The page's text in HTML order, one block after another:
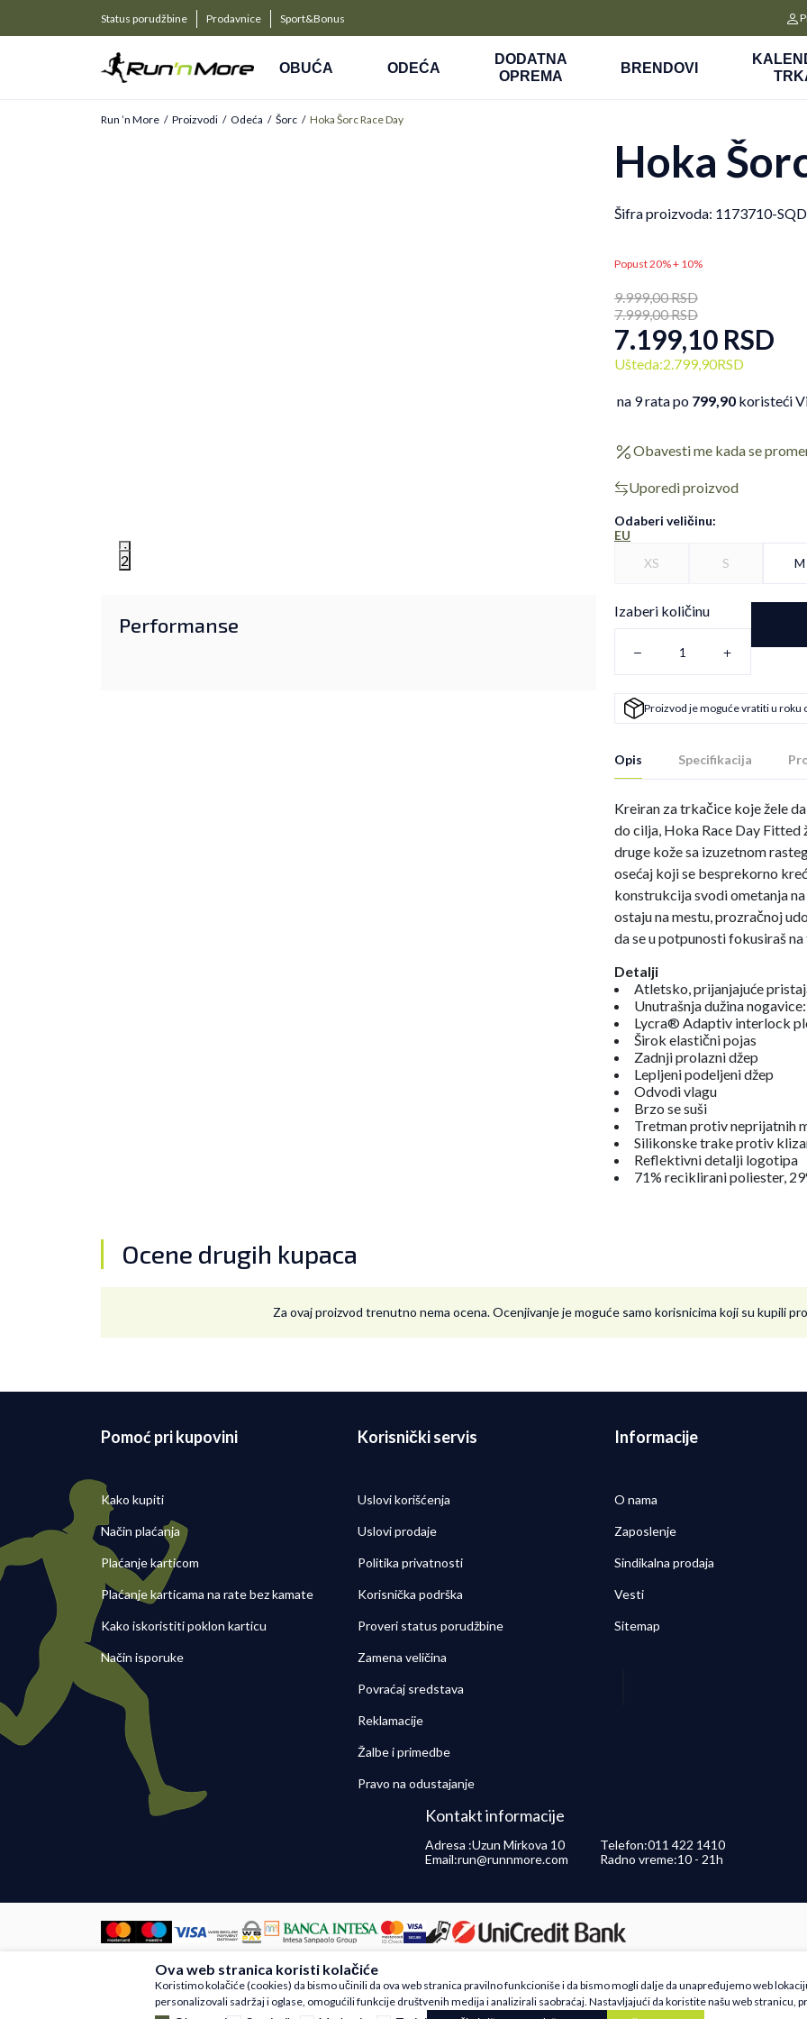
Status porudžbine Prodavnice Sport&Bonus
PLAĆANJE NA RATE
Kreditnim karticama BANCA INTESA platite na 9 rata
OBUĆA ODEĆA
DODATNA
OPREMA
BRENDOVI
Run ’n More Proizvodi Odeća Šorc Hoka Šorc Race Day
1
2
Performanse
Hoka
Šifra proizvoda: 1173710-
Popust 20% + 10%
9.999,00RSD
7.999,00RSD
7.199,10 RSD
Ušteda:2.799,90RSD
na 9 rata po 799,90 koristeći
Obavesti me kada se
Uporedi proizvod
Odaberi veličinu:
EU
XS S M
Izaberi količinu
Proizvod je moguće vratiti u roku
Opis Specifikacija
Kreiran za trkačice koje žele
do cilja, Hoka Race Day Fitted
druge kože sa izuzetnom
osećaj koji se besprekorno
konstrukcija svodi ometanja
ostaju na mestu, prozračnoj
da se u potpunosti fokusiraš
Detalji
Atletsko, prijanjajuće
Unutrašnja dužina
Lycra® Adaptiv interlock
Širok elastični pojas
Zadnji prolazni džep
Lepljeni podeljeni džep
Odvodi vlagu
Brzo se suši
Tretman protiv neprijatnih
Silikonske trake protiv
Reflektivni detalji logotipa
71% reciklirani poliester,
Ocene drugih kupaca
Za ovaj proizvod trenutno nema ocena. Ocenjivanje je moguće samo korisnicima koji su kupili
Pomoć pri kupovini
Kako kupiti
Način plaćanja
Plaćanje karticom
Plaćanje karticama na rate bez kamate
Kako iskoristiti poklon karticu
Način isporuke
Korisnički servis
Uslovi korišćenja
Uslovi prodaje
Politika privatnosti
Korisnička podrška
Proveri status porudžbine
Zamena veličina
Povraćaj sredstava
Reklamacije
Žalbe i primedbe
Pravo na odustajanje
Informacije
O nama
Zaposlenje
Sindikalna prodaja
Vesti
Sitemap
Kontakt informacije
Adresa :Uzun Mirkova 10 Telefon:011 422 1410
Email:run@runnmore.com Radno vreme:10 - 21h
Nastojimo da budemo što precizniji u opisu proizvoda, prikazu slika i samih cena, ali ne možemo garantovati da su sve
artikli prikazani na sajtu su deo naše ponude i ne podrazumeva da su dostupni u svakom trenutku. Raspoloživost robe
Centra na 011 4221410
Ova web stranica koristi kolačiće
Koristimo kolačiće (cookies) da bismo učinili da ova web stranica pravilno funkcioniše i da bismo mogli dalje da unapređujemo web
personalizovali sadržaj i oglase, omogućili funkcije društvenih medija i analizirali saobraćaj. Nastavljajući da koristite našu web stranicu,